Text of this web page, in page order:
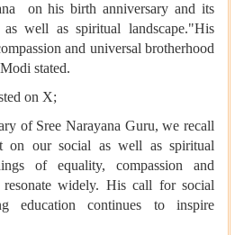
on his birth anniversary and its
well as spiritual landscape."His
and universal brotherhood
stated.
on X;
of Sree Narayana Guru, we recall
on our social as well as spiritual
of equality, compassion and
resonate widely. His call for social
education continues to inspire